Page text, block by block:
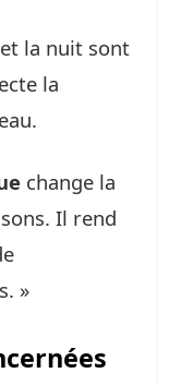
la nuit sont
la
change la
Il rend
»